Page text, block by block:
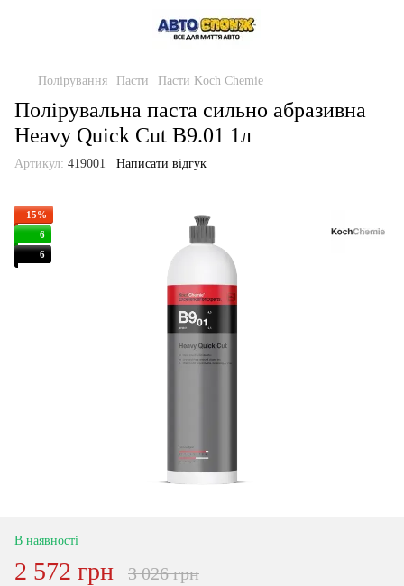
Полірування Пасти Пасти Koch Chemie
Полірувальна паста сильно абразивна
Heavy Quick Cut B9.01 1л
Артикул: 419001 Написати відгук
−15%
6
6
В наявності
2 572 грн 3 026 грн